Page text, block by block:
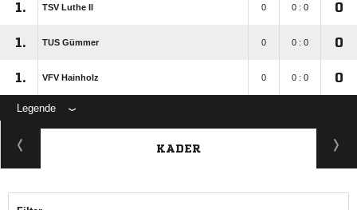
1. TSV Luthe II 0 0 : 0 0
1. TUS Gümmer 0 0 : 0 0
1. VFV Hainholz 0 0 : 0 0
Legende
KADER